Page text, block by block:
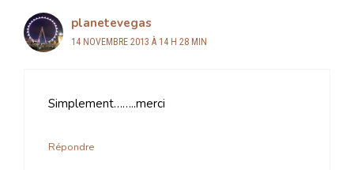
planetevegas
14 NOVEMBRE 2013 À 14 H 28 MIN
Simplement……..merci
Répondre